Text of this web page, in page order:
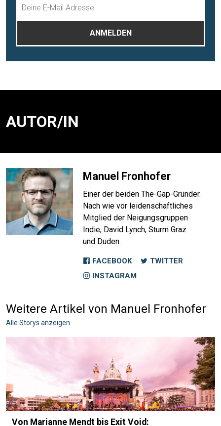
AUTOR/IN
Manuel Fronhofer
Einer der beiden The-Gap-Gründer.
Nach wie vor leiden­schaftliches
Mitglied der Neigungs­gruppen
Indie, David Lynch, Sturm Graz
und Duden.
FACEBOOK
TWITTER
INSTAGRAM
Weitere Artikel von Manuel Fronhofer
Alle Storys anzeigen
Von Marianne Mendt bis Exit Void: